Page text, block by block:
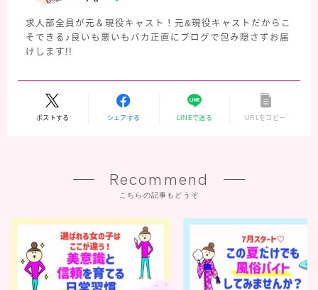
求人部全員が元＆現役キャスト！元&現役キャストだからこ
そできる♪良いも悪いもバカ正直にブログで包み隠さずお届
けします!!
ポストする シェアする LINEで送る URLをコピー
Recommend
こちらの記事もどうぞ